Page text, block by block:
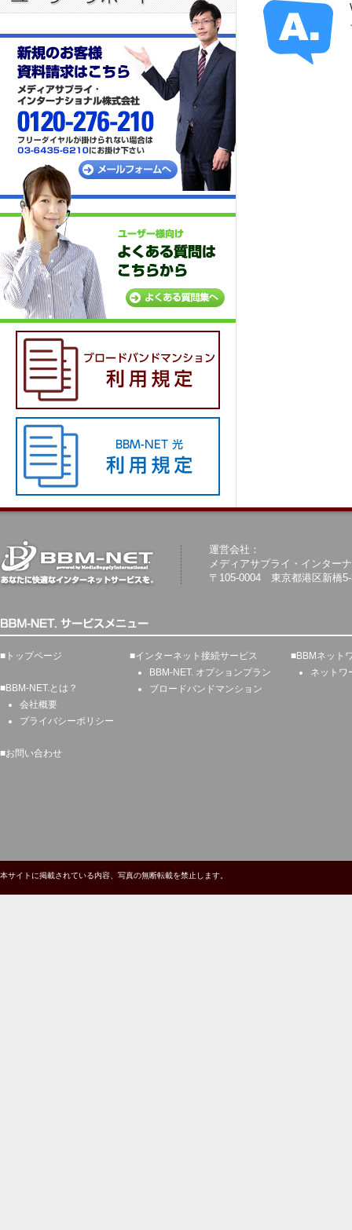
運営会社：
メディアサプライ・インター
〒105-0004 東京都港区新橋
■ トップページ
■BBM-NET.とは？
会社概要
プライバシーポリシー
■お問い合わせ
■インターネット接続サービス
BBM-NET. オプションプラン
ブロードバンドマンション
■BBMネット
ネットワ
本サイトに掲載されている内容、写真の無断転載を禁止します。